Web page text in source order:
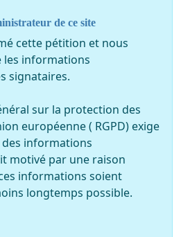
de ce site
cette pétition et nous
les informations
signataires.
sur la protection des
européenne ( RGPD) exige
informations
motivé par une raison
informations soient
longtemps possible.